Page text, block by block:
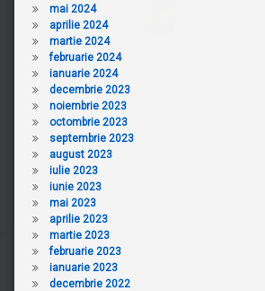
mai 2024
aprilie 2024
martie 2024
februarie 2024
ianuarie 2024
decembrie 2023
noiembrie 2023
octombrie 2023
septembrie 2023
august 2023
iulie 2023
iunie 2023
mai 2023
aprilie 2023
martie 2023
februarie 2023
ianuarie 2023
decembrie 2022